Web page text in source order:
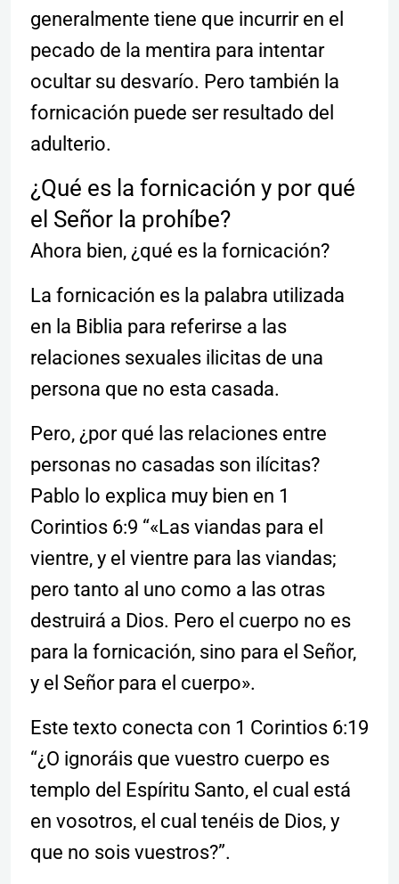
generalmente tiene que incurrir en el
pecado de la mentira para intentar
ocultar su desvarío. Pero también la
fornicación puede ser resultado del
adulterio.
¿Qué es la fornicación y por qué
el Señor la prohíbe?
Ahora bien, ¿qué es la fornicación?
La fornicación es la palabra utilizada
en la Biblia para referirse a las
relaciones sexuales ilicitas de una
persona que no esta casada.
Pero, ¿por qué las relaciones entre
personas no casadas son ilícitas?
Pablo lo explica muy bien en 1
Corintios 6:9 “«Las viandas para el
vientre, y el vientre para las viandas;
pero tanto al uno como a las otras
destruirá a Dios. Pero el cuerpo no es
para la fornicación, sino para el Señor,
y el Señor para el cuerpo».
Este texto conecta con 1 Corintios 6:19
“¿O ignoráis que vuestro cuerpo es
templo del Espíritu Santo, el cual está
en vosotros, el cual tenéis de Dios, y
que no sois vuestros?”.